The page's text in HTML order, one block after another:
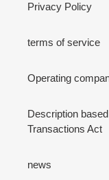
Privacy Policy
terms of service
Operating
Description
Transactions Act
news